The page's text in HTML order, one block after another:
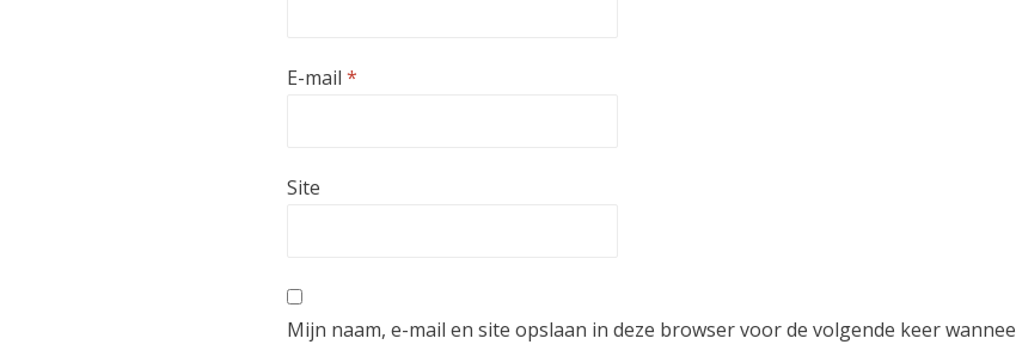
E-mail *
Site
Mijn naam, e-mail en site opslaan in deze browser voor de volgende keer